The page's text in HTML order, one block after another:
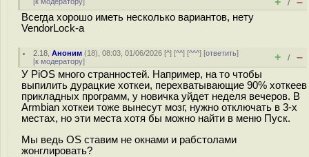
/
Всегда хорошо иметь несколько вариантов, нету
VendorLock-а
2.18 ,Аноним (18), 08:03, 01/06/2026 [^] [^^] [^^^] [ответить]
[к модератору] + / –
У PiOS много странностей. Например, на то чтобы
выпилить дурацкие хоткеи, перехватывающие 90% хоткеев
прикладных программ, у новичка уйдет неделя вечеров. В
Armbian хоткеи тоже вынесут мозг, нужно отключать в 3-х
местах, но эти места хотя бы можно найти в меню Пуск.
Мы ведь OS ставим не окнами и рабстолами
жонглировать?